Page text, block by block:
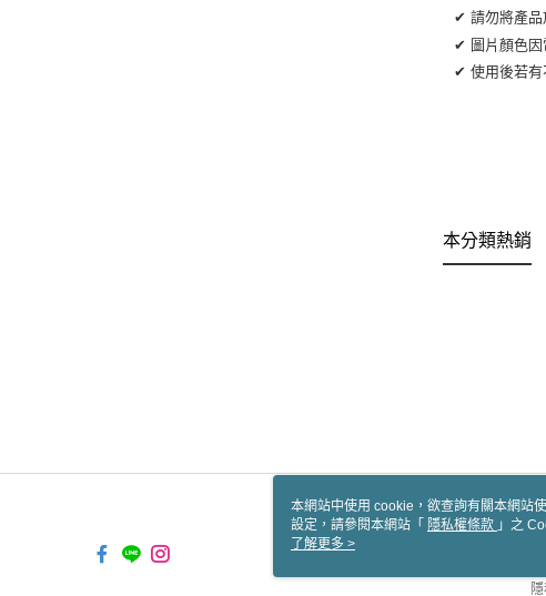
✔ 請勿將產品
✔ 圖片顏色因
✔ 使用後若有
本分類熱銷
本網站中使用 cookie，欲查詢有關本網站
設定，請參閱本網站「 隱私權條款 」之
使用 cookie。
了解更多 >